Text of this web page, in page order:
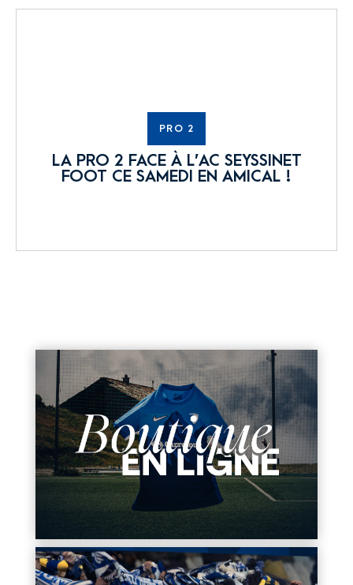
PRO 2
LA PRO 2 FACE À L’AC SEYSSINET
FOOT CE SAMEDI EN AMICAL !